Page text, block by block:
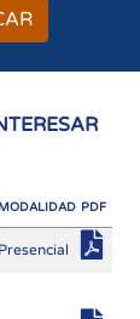
MODALIDAD PDF
Presencial